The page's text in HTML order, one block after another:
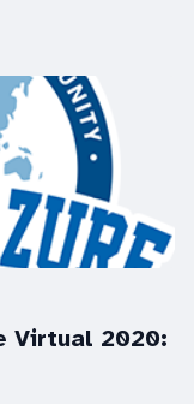
Virtual 2020: